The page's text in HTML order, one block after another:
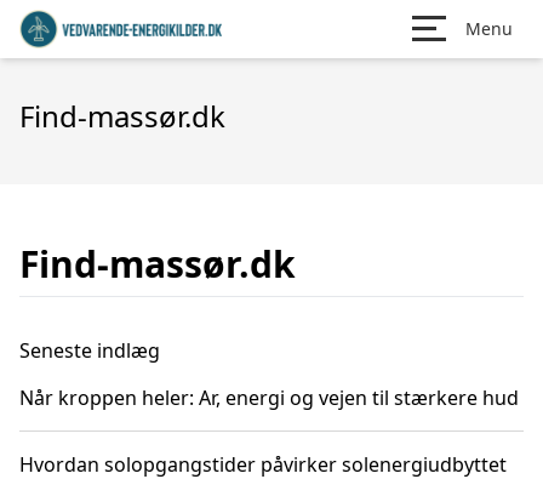
Menu
Find-massør.dk
Find-massør.dk
Seneste indlæg
Når kroppen heler: Ar, energi og vejen til stærkere hud
Hvordan solopgangstider påvirker solenergiudbyttet